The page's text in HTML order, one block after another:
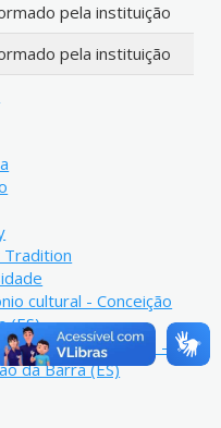
pela instituição
pela instituição
Tradition
cultural - Conceição
(ES)
brasileiras -
da Barra (ES)